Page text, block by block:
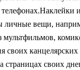
личные вещи,
своих
страницах своих